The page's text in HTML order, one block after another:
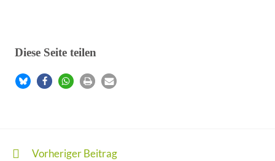
Diese Seite teilen
Vorheriger Beitrag